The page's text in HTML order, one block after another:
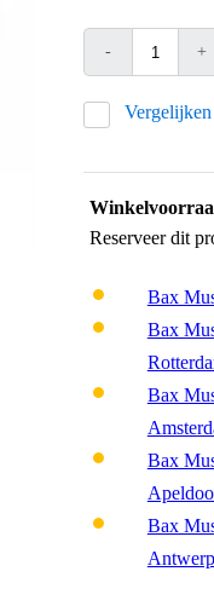
- +
Vergelijken
Reserveer dit
Bax
Bax
Bax
Bax
Bax